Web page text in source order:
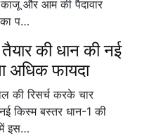
और आम की पैदावार
प…
की धान की नई
अधिक फायदा
की रिसर्च करके चार
किस्म बस्तर धान-1 की
इस…